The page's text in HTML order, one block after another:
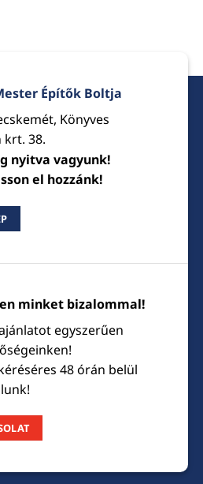
Építők Boltja
Könyves
krt. 38.
nyitva vagyunk!
el hozzánk!
minket bizalommal!
egyszerűen
48 órán belül